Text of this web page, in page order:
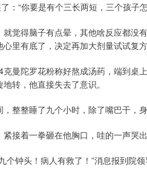
：“你要是有个三长两短，三个孩子
觉得脑子有点晕，其他啥反应都没
里有底了，决定再加大剂量试试复方
曼陀罗花粉称好熬成汤药，端到桌
转，他直接失去了意识。
整整睡了九个小时，除了嘴巴干，
接着一拳砸在他胸口，哇的一声哭
钟头！病人有救了！”消息报到院